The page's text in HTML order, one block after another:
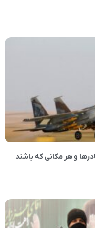
و هر مکانی که باشند